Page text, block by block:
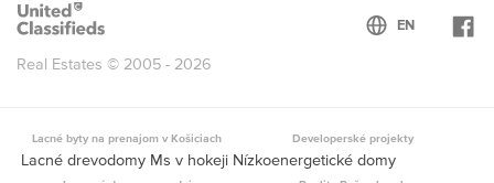
Real Estates © 2005 - 2026
Lacné byty na prenajom v Košiciach Developerské projekty
Lacné drevodomy Ms v hokeji Nízkoenergetické domy